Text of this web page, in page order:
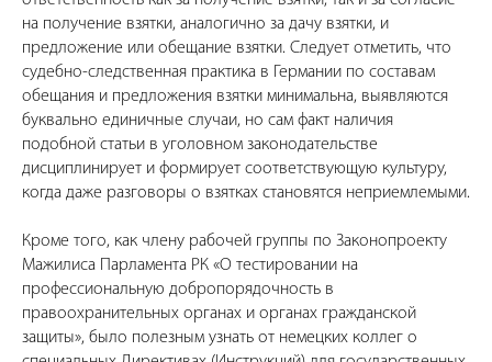
на получение взятки, аналогично за дачу взятки, и
предложение или обещание взятки. Следует отметить, что
судебно-следственная практика в Германии по составам
обещания и предложения взятки минимальна, выявляются
буквально единичные случаи, но сам факт наличия
подобной статьи в уголовном законодательстве
дисциплинирует и формирует соответствующую культуру,
когда даже разговоры о взятках становятся неприемлемыми.
Кроме того, как члену рабочей группы по Законопроекту
Мажилиса Парламента РК «О тестировании на
профессиональную добропорядочность в
правоохранительных органах и органах гражданской
защиты», было полезным узнать от немецких коллег о